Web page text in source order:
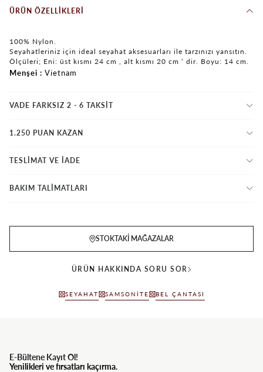
ÜRÜN ÖZELLIKLERI
100% Nylon.
Seyahatleriniz için ideal seyahat aksesuarları ile tarzınızı yansıtın.
Ölçüleri; Eni: üst kısmı 24 cm , alt kısmı 20 cm ‘ dir. Boyu: 14 cm.
Menşei Vietnam
VADE FARKSIZ 2 - 6 TAKSIT
1.250 PUAN KAZAN
TESLİMAT VE İADE
BAKIM TALİMATLARI
STOKTAKI MAĞAZALAR
ÜRÜN HAKKINDA SORU SOR
SEYAHAT SAMSONITE BEL ÇANTASI
E-Bültene Kayıt Ol!
Yenilikleri ve fırsatları kaçırma.